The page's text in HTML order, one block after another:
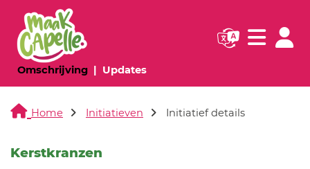
Omschrijving(huidige pagina)
Updates(huidige pagina)
Navigatie
Home Initiatieven Initiatief details
Kerstkranzen